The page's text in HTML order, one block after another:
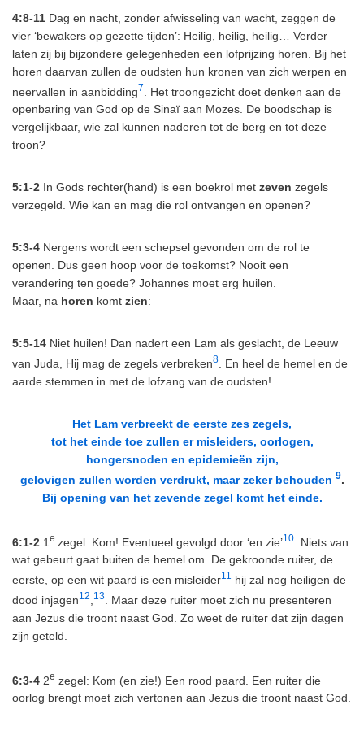
4:8-11 Dag en nacht, zonder afwisseling van wacht, zeggen de
vier ‘bewakers op gezette tijden’: Heilig, heilig, heilig… Verder
laten zij bij bijzondere gelegenheden een lofprijzing horen. Bij het
horen daarvan zullen de oudsten hun kronen van zich werpen en
neervallen in aanbidding7
. Het troongezicht doet denken aan de
openbaring van God op de Sinaï aan Mozes. De boodschap is
vergelijkbaar, wie zal kunnen naderen tot de berg en tot deze
troon?
5:1-2 In Gods rechter(hand) is een boekrol met zeven zegels
verzegeld. Wie kan en mag die rol ontvangen en openen?
5:3-4 Nergens wordt een schepsel gevonden om de rol te
openen. Dus geen hoop voor de toekomst? Nooit een
verandering ten goede? Johannes moet erg huilen.
Maar, na horen komt zien:
5:5-14 Niet huilen! Dan nadert een Lam als geslacht, de Leeuw
van Juda, Hij mag de zegels verbreken8
En heel de hemel en de
aarde stemmen in met de lofzang van de oudsten!
Het Lam verbreekt de eerste zes zegels,
tot het einde toe zullen er misleiders, oorlogen,
hongersnoden en epidemieën zijn,
gelovigen zullen worden verdrukt, maar zeker behouden 9.
Bij opening van het zevende zegel komt het einde.
6:1-2 1 e zegel: Kom! Eventueel gevolgd door ‘en zie’10
. Niets van
wat gebeurt gaat buiten de hemel om. De gekroonde ruiter, de
eerste, op een wit paard is een misleider11
hij zal nog heiligen de
dood injagen12 13
. Maar deze ruiter moet zich nu presenteren
aan Jezus die troont naast God. Zo weet de ruiter dat zijn dagen
zijn geteld.
6:3-4 2e zegel: Kom (en zie!) Een rood paard. Een ruiter die
oorlog brengt moet zich vertonen aan Jezus die troont naast God.